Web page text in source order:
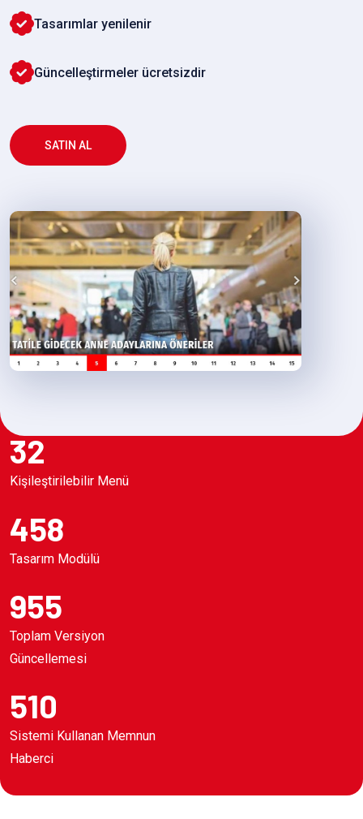
Tasarımlar yenilenir
Güncelleştirmeler ücretsizdir
SATIN AL
32
Kişileştirilebilir Menü
458
Tasarım Modülü
955
Toplam Versiyon
Güncellemesi
510
Sistemi Kullanan Memnun
Haberci